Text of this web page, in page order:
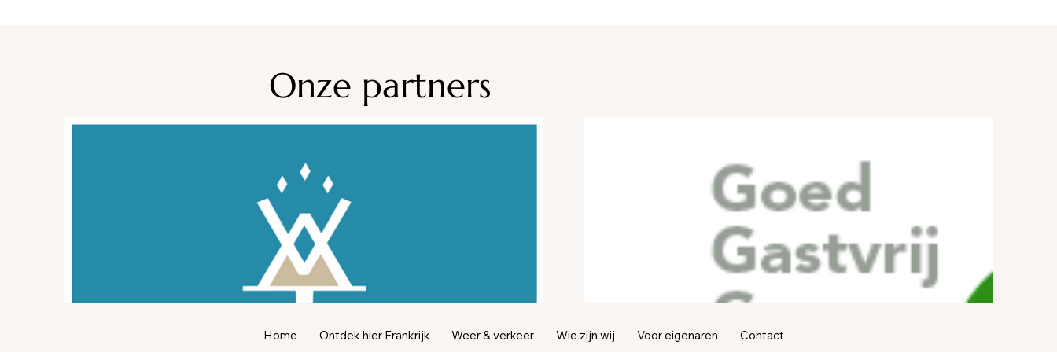
Onze partners
Home Ontdek hier Frankrijk Weer & verkeer Wie zijn wij Voor eigenaren Contact